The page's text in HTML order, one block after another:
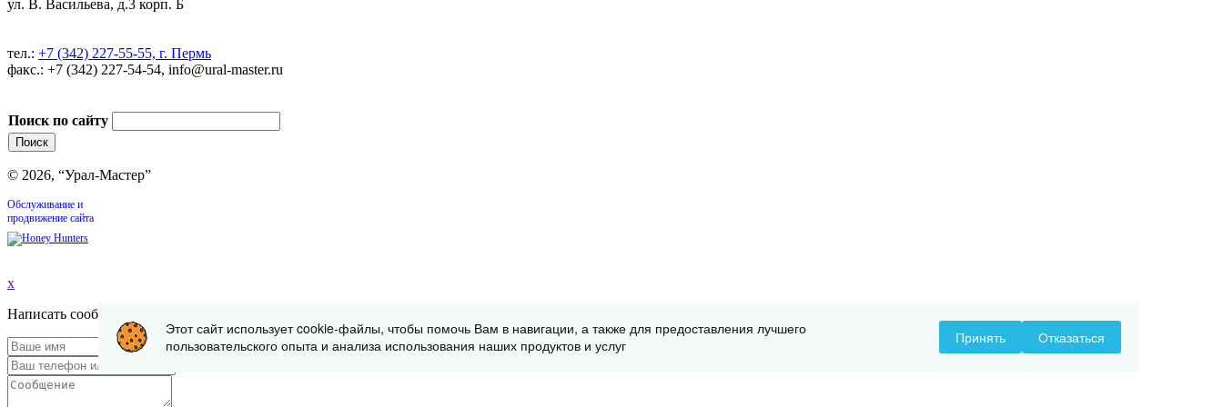
ул. В. Васильева, д.3 корп. Б
тел.: +7 (342) 227-55-55, г. Пермь
факс.: +7 (342) 227-54-54, info@ural-master.ru
Поиск по сайту
© 2026, “Урал-Мастер”
Обслуживание и
продвижение сайта
x
Написать сообщение
Этот сайт использует cookie-файлы, чтобы помочь Вам в навигации, а также для предоставления лучшего
пользовательского опыта и анализа использования наших продуктов и услуг
Принять Отказаться